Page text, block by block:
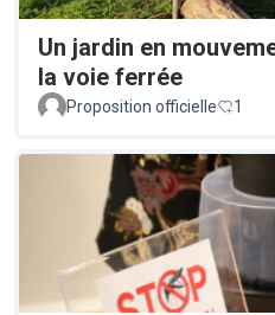
Un jardin en
la voie ferrée
Proposition officielle 1